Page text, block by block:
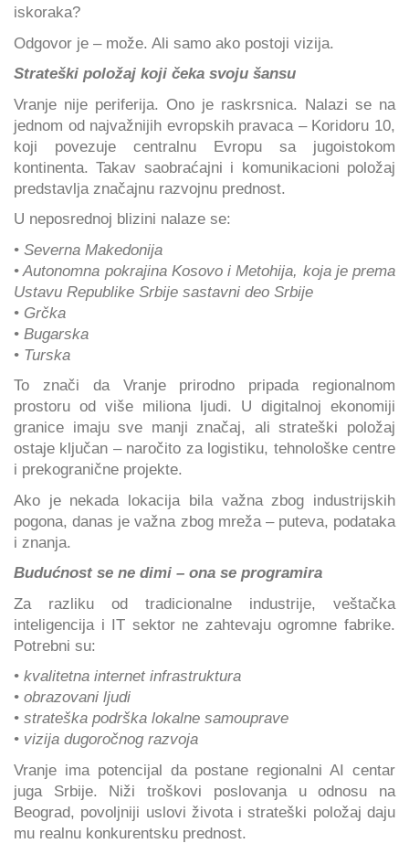
iskoraka?
Odgovor je – može. Ali samo ako postoji vizija.
Strateški položaj koji čeka svoju šansu
Vranje nije periferija. Ono je raskrsnica. Nalazi se na
jednom od najvažnijih evropskih pravaca – Koridoru 10,
koji povezuje centralnu Evropu sa jugoistokom
kontinenta. Takav saobraćajni i komunikacioni položaj
predstavlja značajnu razvojnu prednost.
U neposrednoj blizini nalaze se:
• Severna Makedonija
• Autonomna pokrajina Kosovo i Metohija, koja je prema
Ustavu Republike Srbije sastavni deo Srbije
• Grčka
• Bugarska
• Turska
To znači da Vranje prirodno pripada regionalnom
prostoru od više miliona ljudi. U digitalnoj ekonomiji
granice imaju sve manji značaj, ali strateški položaj
ostaje ključan – naročito za logistiku, tehnološke centre
i prekogranične projekte.
Ako je nekada lokacija bila važna zbog industrijskih
pogona, danas je važna zbog mreža – puteva, podataka
i znanja.
Budućnost se ne dimi – ona se programira
Za razliku od tradicionalne industrije, veštačka
inteligencija i IT sektor ne zahtevaju ogromne fabrike.
Potrebni su:
• kvalitetna internet infrastruktura
• obrazovani ljudi
• strateška podrška lokalne samouprave
• vizija dugoročnog razvoja
Vranje ima potencijal da postane regionalni AI centar
juga Srbije. Niži troškovi poslovanja u odnosu na
Beograd, povoljniji uslovi života i strateški položaj daju
mu realnu konkurentsku prednost.